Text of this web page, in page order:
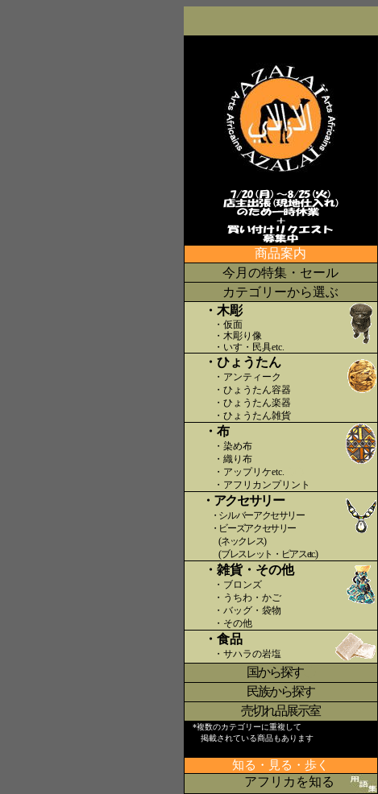
商品案内
今月の特集・セール
カテゴリーから選ぶ
・木彫
・仮面
・木彫り像
・いす・民具etc.
・ひょうたん
・アンティーク
・ひょうたん容器
・ひょうたん楽器
・ひょうたん雑貨
・布
・染め布
・織り布
・アップリケetc.
・アフリカンプリント
・アクセサリー
・シルバーアクセサリー
・ビーズアクセサリー
(ネックレス)
(ブレスレット・ピアスetc.)
・雑貨・その他
・ブロンズ
・うちわ・かご
・バッグ・袋物
・その他
・食品
・サハラの岩塩
国から探す〇
民族から探す
売切れ品展示室
*複数のカテゴリーに重複して
掲載されている商品もあります
知る・見る・歩く
アフリカを知る